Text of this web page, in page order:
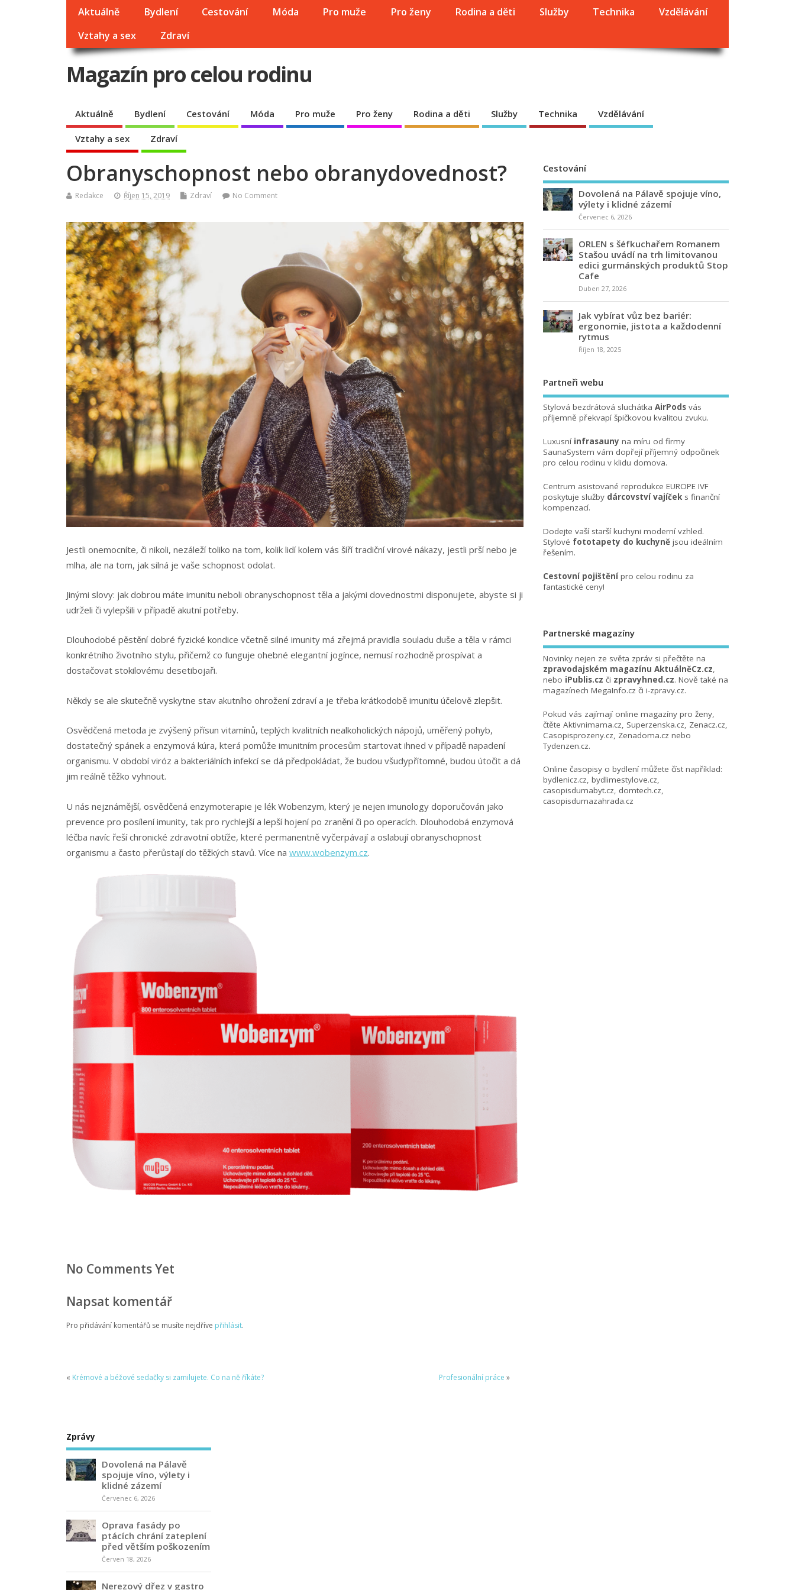
Aktuálně Bydlení Cestování Móda Pro muže Pro ženy Rodina a děti Služby Technika
Vzdělávání
Vztahy a sex
Zdraví
Magazín pro celou rodinu
Aktuálně Bydlení Cestování Móda Pro muže Pro ženy Rodina a děti Služby Technika Vzdělávání
Vztahy a sex Zdraví
Obranyschopnost nebo obranydovednost?
Redakce Říjen 15, 2019 Zdraví No Comment
Jestli onemocníte, či nikoli, nezáleží toliko na tom, kolik lidí kolem vás šíří tradiční virové nákazy, jestli prší nebo je
mlha, ale na tom, jak silná je vaše schopnost odolat.
Jinými slovy: jak dobrou máte imunitu neboli obranyschopnost těla a jakými dovednostmi disponujete, abyste si ji
udrželi či vylepšili v případě akutní potřeby.
Dlouhodobé pěstění dobré fyzické kondice včetně silné imunity má zřejmá pravidla souladu duše a těla v rámci
konkrétního životního stylu, přičemž co funguje ohebné elegantní jogínce, nemusí rozhodně prospívat a
dostačovat stokilovému desetibojaři.
Někdy se ale skutečně vyskytne stav akutního ohrožení zdraví a je třeba krátkodobě imunitu účelově zlepšit.
Osvědčená metoda je zvýšený přísun vitamínů, teplých kvalitních nealkoholických nápojů, uměřený pohyb,
dostatečný spánek a enzymová kúra, která pomůže imunitním procesům startovat ihned v případě napadení
organismu. V období viróz a bakteriálních infekcí se dá předpokládat, že budou všudypřítomné, budou útočit a dá
jim reálně těžko vyhnout.
U nás nejznámější, osvědčená enzymoterapie je lék Wobenzym, který je nejen imunology doporučován jako
prevence pro posílení imunity, tak pro rychlejší a lepší hojení po zranění či po operacích. Dlouhodobá enzymová
léčba navíc řeší chronické zdravotní obtíže, které permanentně vyčerpávají a oslabují obranyschopnost
organismu a často přerůstají do těžkých stavů. Více na www.wobenzym.cz.
No Comments Yet
Napsat komentář
Pro přidávání komentářů se musíte nejdříve přihlásit.
« Krémové a béžové sedačky si zamilujete. Co na ně říkáte? Profesionální práce »
Cestování
Dovolená na Pálavě spojuje víno,
výlety i klidné zázemí
Červenec 6, 2026
ORLEN s šéfkuchařem Romanem
Stašou uvádí na trh limitovanou
edici gurmánských produktů Stop
Cafe
Duben 27, 2026
Jak vybírat vůz bez bariér:
ergonomie, jistota a každodenní
rytmus
Říjen 18, 2025
Partneři webu
Stylová bezdrátová sluchátkaAirPods vás
příjemně překvapí špičkovou kvalitou zvuku.
Luxusní infrasauny na míru od firmy
SaunaSystem vám dopřejí příjemný odpočinek
pro celou rodinu v klidu domova.
Centrum asistované reprodukce EUROPE IVF
poskytuje služby dárcovství vajíček s finanční
kompenzací.
Dodejte vaší starší kuchyni moderní vzhled.
Stylové fototapety do kuchyně jsou ideálním
řešením.
Cestovní pojištěnípro celou rodinu za
fantastické ceny!
Partnerské magazíny
Novinky nejen ze světa zpráv si přečtěte na
zpravodajském magazínu AktuálněCz.cz
nebo iPublis.cz či zpravyhned.cz. Nově také na
magazínechMegaInfo.cz čii-zpravy.cz.
Pokud vás zajímají online magazíny pro ženy,
čtěteAktivnimama.cz Superzenska.cz Zenacz.cz
Casopisprozeny.cz Zenadoma.cz nebo
Tydenzen.cz.
Online časopisy o bydlení můžete číst například:
bydlenicz.cz,bydlimestylove.cz,
casopisdumabyt.cz, domtech.cz,
casopisdumazahrada.cz
Zprávy
Dovolená na Pálavě
spojuje víno, výlety i
klidné zázemí
Červenec 6, 2026
Oprava fasády po
ptácích chrání zateplení
před větším poškozením
Červen 18, 2026
Nerezový dřez v gastro